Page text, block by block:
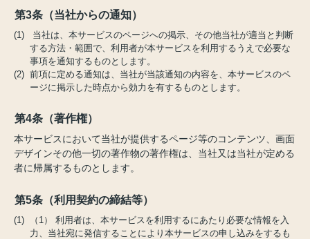
第3条（当社からの通知）
(1) 当社は、本サービスのページへの掲示、その他当社が適当と判断
する方法・範囲で、利用者が本サービスを利用するうえで必要な
事項を通知するものとします。
(2) 前項に定める通知は、当社が当該通知の内容を、本サービスのペ
ージに掲示した時点から効力を有するものとします。
第4条（著作権）
本サービスにおいて当社が提供するページ等のコンテンツ、画面
デザインその他一切の著作物の著作権は、当社又は当社が定める
者に帰属するものとします。
第5条（利用契約の締結等）
(1) （1） 利用者は、本サービスを利用するにあたり必要な情報を入
力、当社宛に発信することにより本サービスの申し込みをするも